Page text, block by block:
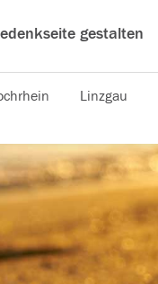
gestalten
Linzgau